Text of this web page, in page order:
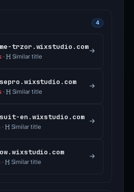
4
trzor.wixstudio.com
· Similar title
· Similar title
en.wixstudio.com
· Similar title
· Similar title